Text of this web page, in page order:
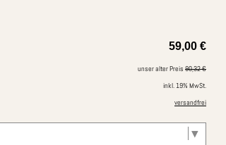
59,00 €
unser alter Preis 90,32 €
inkl. 19% MwSt.
versandfrei